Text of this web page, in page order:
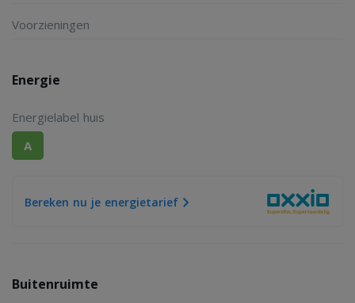
Voorzieningen
Energie
Energielabel huis
A
Bereken nu je energietarief
Buitenruimte